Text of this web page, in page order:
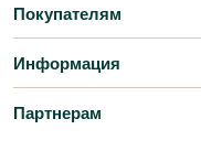
Покупателям
Информация
Партнерам